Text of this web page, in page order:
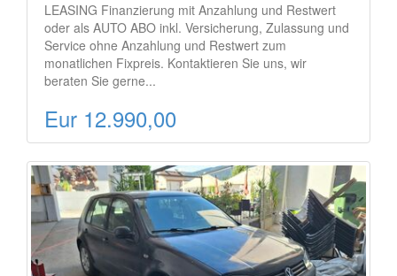
LEASING Finanzierung mit Anzahlung und Restwert
oder als AUTO ABO inkl. Versicherung, Zulassung und
Service ohne Anzahlung und Restwert zum
monatlichen Fixpreis. Kontaktieren Sie uns, wir
beraten Sie gerne...
Eur 12.990,00